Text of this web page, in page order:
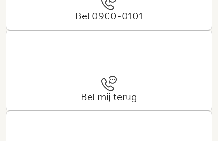
Bel 0900-0101
Bel mij terug